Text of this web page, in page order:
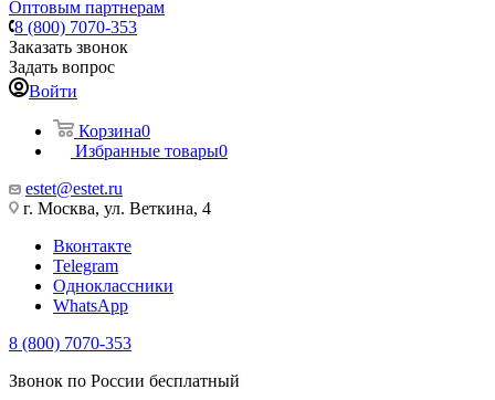
Оптовым партнерам
8 (800) 7070-353
Заказать звонок
Задать вопрос
Войти
Корзина0
Избранные товары0
estet@estet.ru
г. Москва, ул. Веткина, 4
Вконтакте
Telegram
Одноклассники
WhatsApp
8 (800) 7070-353
Звонок по России бесплатный